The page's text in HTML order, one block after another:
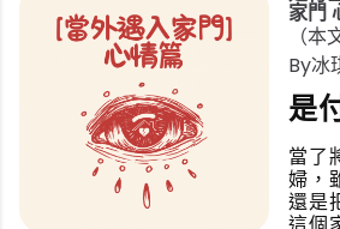
家門
（
By冰
是
當了
婦，
還是